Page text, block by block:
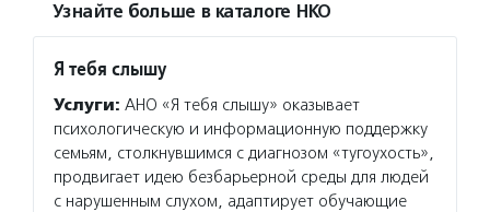
Узнайте больше в каталоге НКО
Я тебя слышу
Услуги: АНО «Я тебя слышу» оказывает
психологическую и информационную поддержку
семьям, столкнувшимся с диагнозом «тугоухость»,
продвигает идею безбарьерной среды для людей
с нарушенным слухом, адаптирует обучающие